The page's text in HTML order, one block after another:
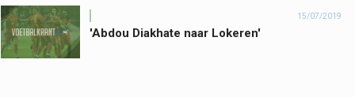
15/07/2019
'Abdou Diakhate naar Lokeren'